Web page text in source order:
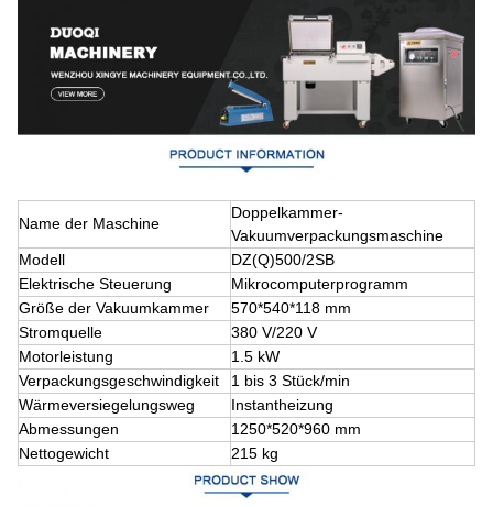
Name der Maschine
Doppelkammer-
Vakuumverpackungsmaschine
Modell
DZ(Q)500/2SB
Elektrische Steuerung
Mikrocomputerprogramm
Größe der Vakuumkammer
570*540*118 mm
Stromquelle
380 V/220 V
Motorleistung
1.5 kW
Verpackungsgeschwindigkeit
1 bis 3 Stück/min
Wärmeversiegelungsweg
Instantheizung
Abmessungen
1250*520*960 mm
Nettogewicht
215 kg